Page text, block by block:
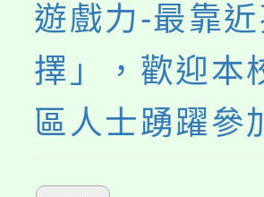
心理、諮商
系所師生報
遊戲力-最靠
擇」，歡迎本
區人士踴躍參